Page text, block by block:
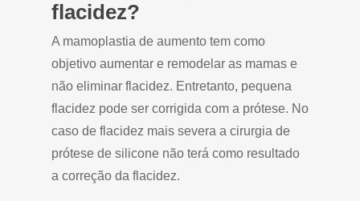
flacidez?
A mamoplastia de aumento tem como
objetivo aumentar e remodelar as mamas e
não eliminar flacidez. Entretanto, pequena
flacidez pode ser corrigida com a prótese. No
caso de flacidez mais severa a cirurgia de
prótese de silicone não terá como resultado
a correção da flacidez.